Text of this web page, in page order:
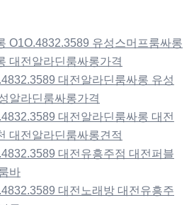
O1O.4832.3589 유성스머프룸싸롱
대전알라딘룸싸롱가격
대전알라딘룸싸롱 유성
알라딘룸싸롱가격
대전알라딘룸싸롱 대전
대전알라딘룸싸롱견적
대전유흥주점 대전퍼블
바
대전노래방 대전유흥주